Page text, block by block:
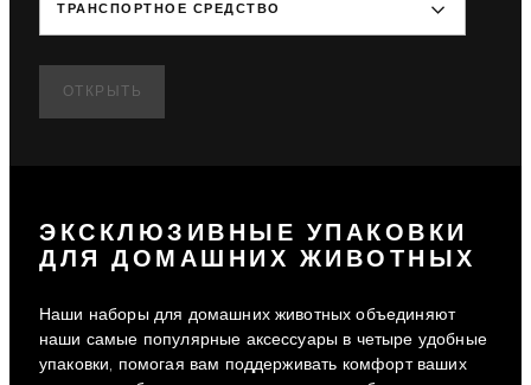
ТРАНСПОРТНОЕ СРЕДСТВО
ОТКРЫТЬ
ЭКСКЛЮЗИВНЫЕ УПАКОВКИ
ДЛЯ ДОМАШНИХ ЖИВОТНЫХ
Наши наборы для домашних животных объединяют
наши самые популярные аксессуары в четыре удобные
упаковки, помогая вам поддерживать комфорт ваших